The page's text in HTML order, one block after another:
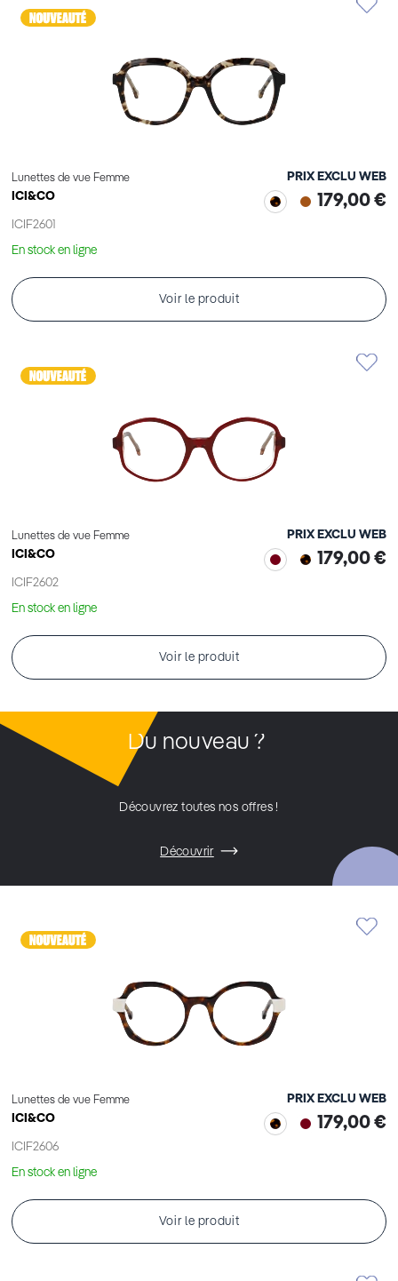
Lunettes de vue Femme
ICI&CO
ICIF2601
PRIX EXCLU WEB
179,00 €
En stock en ligne
Voir le produit
Lunettes de vue Femme
ICI&CO
ICIF2602
PRIX EXCLU WEB
179,00 €
En stock en ligne
Voir le produit
Du nouveau ?
Découvrez toutes nos offres !
Découvrir
Lunettes de vue Femme
ICI&CO
ICIF2606
PRIX EXCLU WEB
179,00 €
En stock en ligne
Voir le produit